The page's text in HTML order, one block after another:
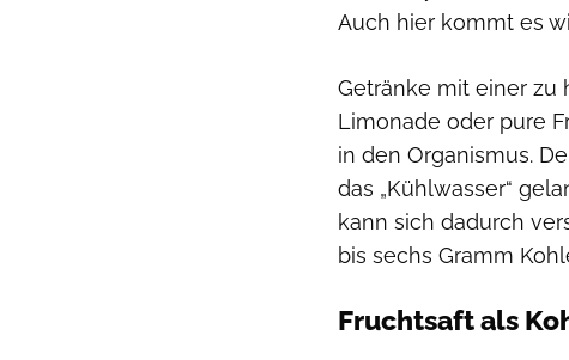
Auch hier kommt es
Getränke mit einer zu
Limonade oder pure
in den Organismus.
das „Kühlwasser“
kann sich dadurch
bis sechs Gramm
Fruchtsaft als